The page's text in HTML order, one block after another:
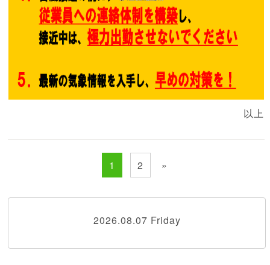
以上
1 2 »
2026.08.07 Friday